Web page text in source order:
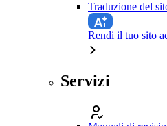
Traduzione del
Rendi il tuo sito
Servizi